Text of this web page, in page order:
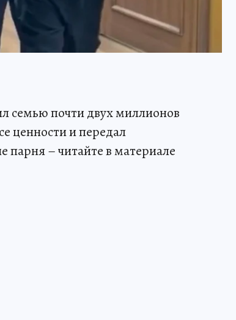
семью почти двух миллионов
ценности и передал
– читайте в материале